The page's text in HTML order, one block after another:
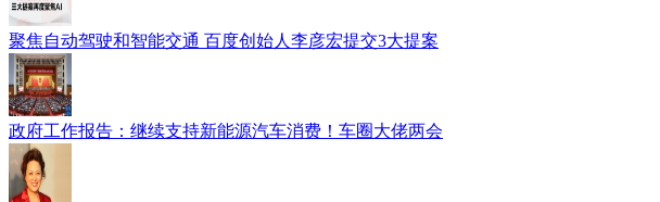
聚焦自动驾驶和智能交通 百度创始人李彦宏提交3大提案
政府工作报告：继续支持新能源汽车消费！车圈大佬两会